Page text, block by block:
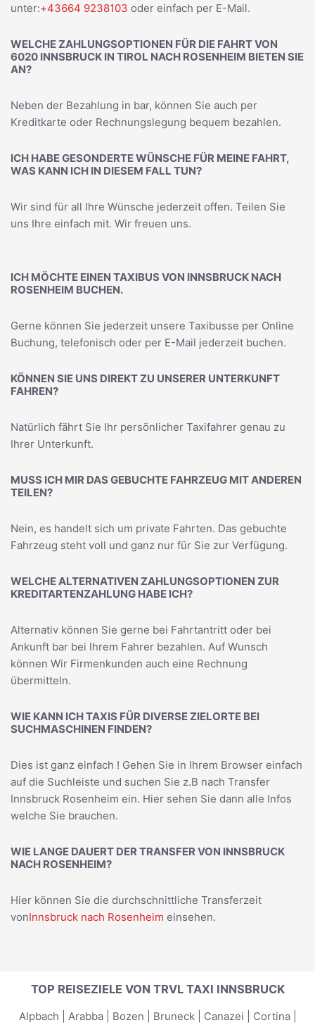
unter:+43664 9238103 oder einfach per E-Mail.
WELCHE ZAHLUNGSOPTIONEN FÜR DIE FAHRT VON
6020 INNSBRUCK IN TIROL NACH ROSENHEIM BIETEN SIE
AN?
Neben der Bezahlung in bar, können Sie auch per
Kreditkarte oder Rechnungslegung bequem bezahlen.
ICH HABE GESONDERTE WÜNSCHE FÜR MEINE FAHRT,
WAS KANN ICH IN DIESEM FALL TUN?
Wir sind für all Ihre Wünsche jederzeit offen. Teilen Sie
uns Ihre einfach mit. Wir freuen uns.
ICH MÖCHTE EINEN TAXIBUS VON INNSBRUCK NACH
ROSENHEIM BUCHEN.
Gerne können Sie jederzeit unsere Taxibusse per Online
Buchung, telefonisch oder per E-Mail jederzeit buchen.
KÖNNEN SIE UNS DIREKT ZU UNSERER UNTERKUNFT
FAHREN?
Natürlich fährt Sie Ihr persönlicher Taxifahrer genau zu
Ihrer Unterkunft.
MUSS ICH MIR DAS GEBUCHTE FAHRZEUG MIT ANDEREN
TEILEN?
Nein, es handelt sich um private Fahrten. Das gebuchte
Fahrzeug steht voll und ganz nur für Sie zur Verfügung.
WELCHE ALTERNATIVEN ZAHLUNGSOPTIONEN ZUR
KREDITARTENZAHLUNG HABE ICH?
Alternativ können Sie gerne bei Fahrtantritt oder bei
Ankunft bar bei Ihrem Fahrer bezahlen. Auf Wunsch
können Wir Firmenkunden auch eine Rechnung
übermitteln.
WIE KANN ICH TAXIS FÜR DIVERSE ZIELORTE BEI
SUCHMASCHINEN FINDEN?
Dies ist ganz einfach ! Gehen Sie in Ihrem Browser einfach
auf die Suchleiste und suchen Sie z.B nach Transfer
Innsbruck Rosenheim ein. Hier sehen Sie dann alle Infos
welche Sie brauchen.
WIE LANGE DAUERT DER TRANSFER VON INNSBRUCK
NACH ROSENHEIM?
Hier können Sie die durchschnittliche Transferzeit
vonInnsbruck nach Rosenheim einsehen.
TOP REISEZIELE VON TRVL TAXI INNSBRUCK
Alpbach Arabba| Bozen Bruneck Canazei Cortina|